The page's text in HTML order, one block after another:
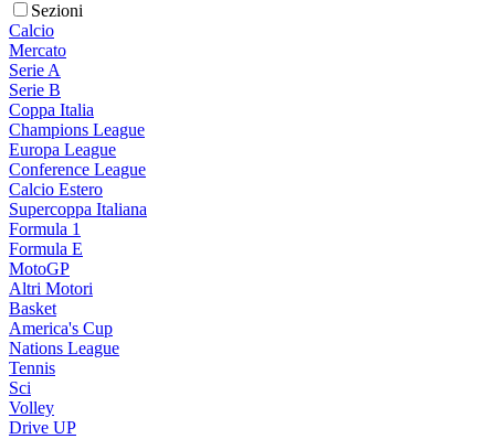
Sezioni
Calcio
Mercato
Serie A
Serie B
Coppa Italia
Champions League
Europa League
Conference League
Calcio Estero
Supercoppa Italiana
Formula 1
Formula E
MotoGP
Altri Motori
Basket
America's Cup
Nations League
Tennis
Sci
Volley
Drive UP